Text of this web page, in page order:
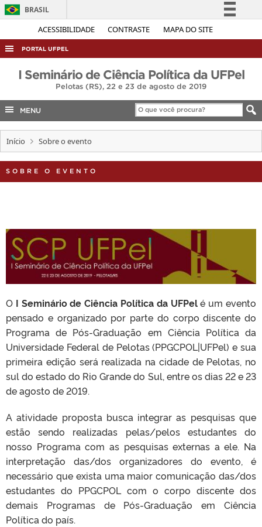
ACESSIBILIDADE CONTRASTE MAPA DO SITE
BRASIL
Simplifique!
Acesso à informação
Legislação
Canais
PORTAL UFPEL
ACESSO À INFORMAÇÃO
AUDITORIA
COBALTO
INTERNACIONAL
TELEFONES
I Seminário de Ciência Política da UFPel
Pelotas (RS), 22 e 23 de agosto de 2019
MENU
Início Sobre o evento
SOBRE O EVENTO
O I Seminário de Ciência Política da UFPelé um evento
pensado e organizado por parte do corpo discente do
Programa de Pós-Graduação em Ciência Política da
Universidade Federal de Pelotas (PPGCPOL|UFPel) e sua
primeira edição será realizada na cidade de Pelotas, no
sul do estado do Rio Grande do Sul, entre os dias 22 e 23
de agosto de 2019.
A atividade proposta busca integrar as pesquisas que
estão sendo realizadas pelas/pelos estudantes do
nosso Programa com as pesquisas externas a ele. Na
interpretação das/dos organizadores do evento, é
necessário que exista uma maior comunicação das/dos
estudantes do PPGCPOL com o corpo discente dos
demais Programas de Pós-Graduação em Ciência
Política do país.